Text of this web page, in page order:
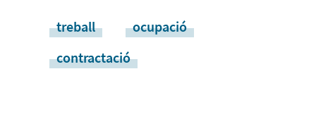
treball
ocupació
contractació